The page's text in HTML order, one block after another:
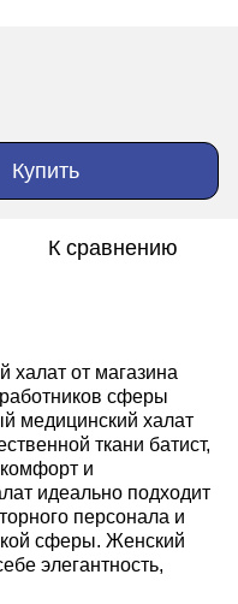
Купить
К сравнению
халат от магазина
сферы
медицинский халат
ткани батист,
и
идеально подходит
персонала и
сферы. Женский
элегантность,